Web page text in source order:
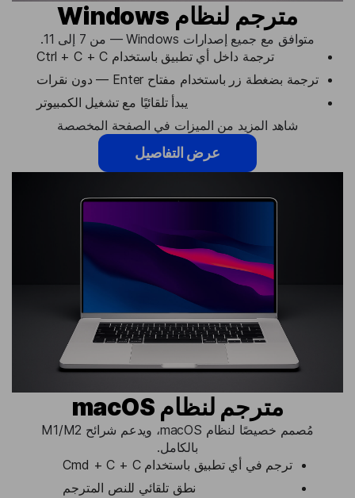
مترجم لنظام Windows
متوافق مع جميع إصدارات Windows — من 7 إلى 11.
ترجمة داخل أي تطبيق باستخدام Ctrl + C + C
ترجمة بضغطة زر باستخدام مفتاح Enter — دون نقرات
يبدأ تلقائيًا مع تشغيل الكمبيوتر
شاهد المزيد من الميزات في الصفحة المخصصة
عرض التفاصيل
مترجم لنظام macOS
مُصمم خصيصًا لنظام macOS، ويدعم شرائح M1/M2
بالكامل.
ترجم في أي تطبيق باستخدام Cmd + C + C
نطق تلقائي للنص المترجم